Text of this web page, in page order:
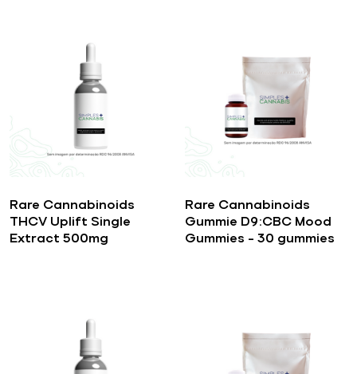
Rare Cannabinoids
THCV Uplift Single
Extract 500mg
Rare Cannabinoids
Gummie D9:CBC Mood
Gummies – 30 gummies